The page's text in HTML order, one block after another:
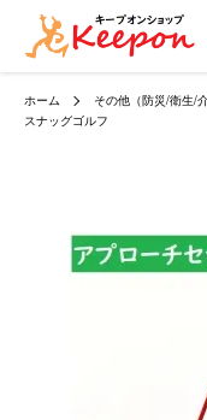
ホーム
その他（防災/衛生/
スナッグゴルフ